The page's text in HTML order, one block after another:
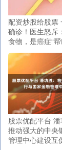
配资炒股给股票
确诊！医生怒斥
食物，是癌症“帮
股票优配平台
推动强大的中央
管理中心建设互